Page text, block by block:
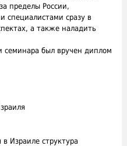
пределы России,
специалистами сразу в
а также наладить
семинара был вручен диплом
Израиле структура